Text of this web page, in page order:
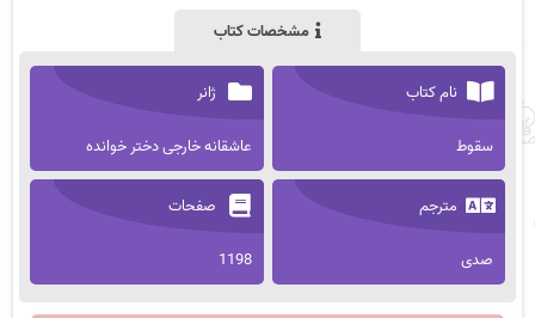
مشخصات کتاب
نام کتاب
سقوط
ژانر
عاشقانه خارجی دختر خوانده
مترجم
صدی
صفحات
1198